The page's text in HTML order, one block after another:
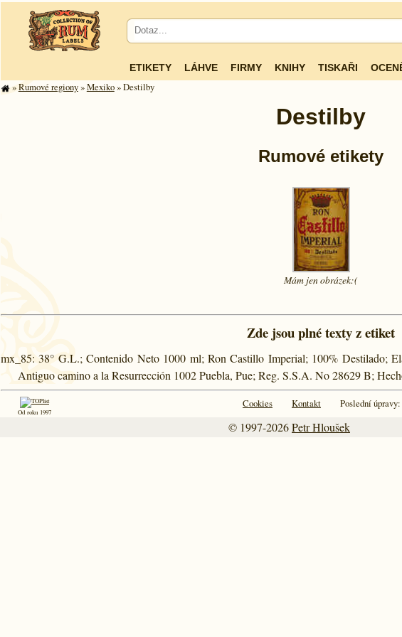
ETIKETY LÁHVE FIRMY KNIHY TISKAŘI
»Rumové regiony»Mexiko» Destilby
Destilby
Rumové etikety
Mám jenobrázek:(
Zde jsou plné texty z etiket
mx_85: 38° G.L.; Contenido Neto 1000 ml; Ron Castillo Imperial; 100% Destilado;
Antiguo camino a la Resurrección 1002 Puebla, Pue; Reg. S.S.A. No 28629 B;
Od roku 1997
Cookies Kontakt Poslední úpravy:
© 1997-2026Petr Hloušek